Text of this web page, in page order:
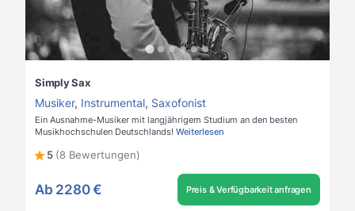
Simply Sax
Musiker, Instrumental, Saxofonist
Ein Ausnahme-Musiker mit langjährigem Studium an den besten
Musikhochschulen Deutschlands! Weiterlesen
5 (8 Bewertungen)
Ab 2280 € Preis & Verfügbarkeit anfragen